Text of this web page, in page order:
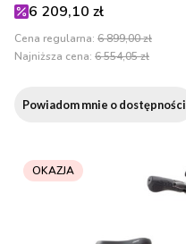
Cena promocyjna
6 209,10 zł
Cena regularna: 6 899,00 zł
Najniższa cena: 6 554,05 zł
Powiadom mnie o dostępności
OKAZJA